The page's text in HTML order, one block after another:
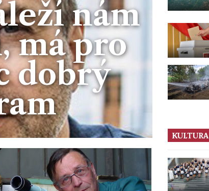
nám
má pro
dobrý
KULTURA